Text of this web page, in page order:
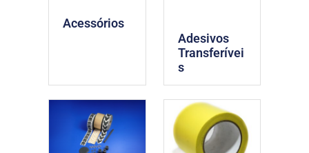
Acessórios
Adesivos
Transferívei
s